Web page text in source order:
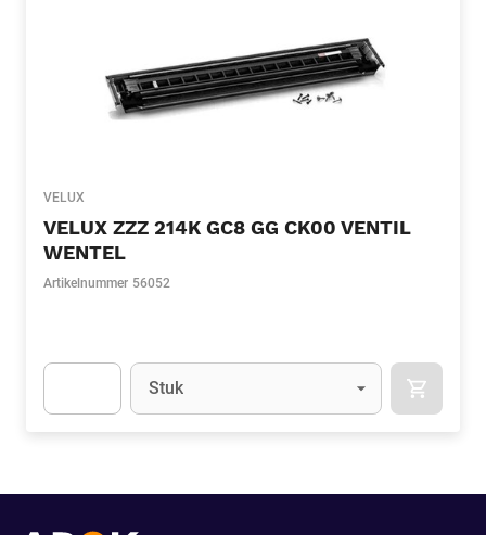
VELUX
VELUX ZZZ 214K GC8 GG CK00 VENTIL
WENTEL
Artikelnummer 56052
Eenheid
Stuk